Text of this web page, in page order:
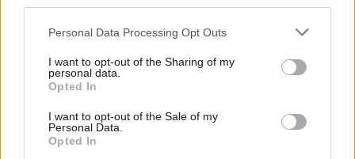
Please note that this website/app uses one or more Google
not limited to your visit or usage behaviour. You may click to
grant or deny consent to Google and its third-party tags to
use your data for below specified purposes in below Google
consent section.
Personal Data Processing Opt Outs
I want to opt-out of the Sharing of my
personal data.
Opted In
I want to opt-out of the Sale of my
Personal Data.
Opted In
Εξισωτική, τα Βιολογικά, το «Κομφούζιο» και οι
ενισχύσεις για τα Μικρά Νησιά του Αιγαίου.